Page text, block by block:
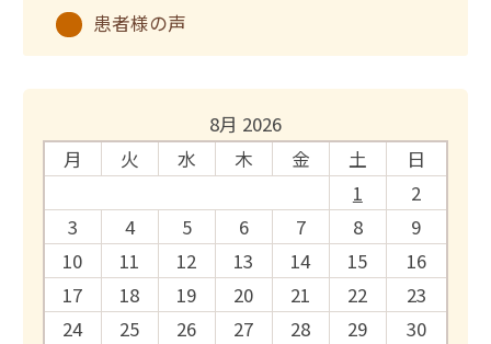
患者様の声
8月 2026
月
火 水 木 金 土
日
1
2
3
4 5 6 7 8
9
10
11 12 13 14 15
16
17
18 19 20 21 22
23
24
25 26 27 28 29
30